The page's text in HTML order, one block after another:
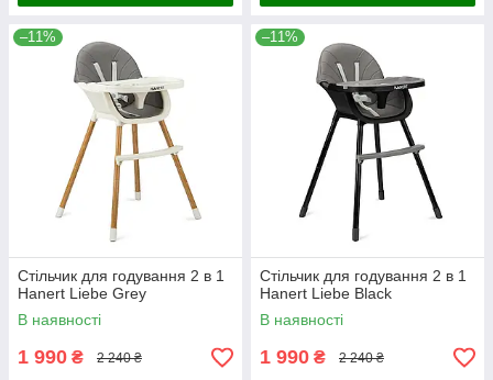
–11%
Стільчик для годування 2 в 1
Hanert Liebe Grey
В наявності
1 990 ₴ 2 240 ₴
–11%
Стільчик для годування 2 в 1
Hanert Liebe Black
В наявності
1 990 ₴ 2 240 ₴